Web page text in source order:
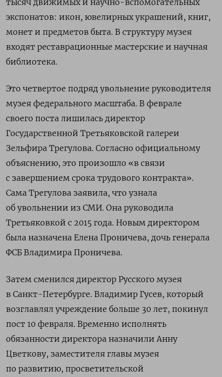
тысяч движимых и научно-вспомогательных
экспонатов: икон, ювелирных украшений, книг,
монет и предметов быта. В структуру музея
входят реставрационные мастерские и научная
библиотека.
Это четвертое подряд увольнение руководителя
музея федерального масштаба. В феврале
своего поста лишилась директор
Государственной Третьяковской галереи
Зельфира Трегулова. Согласно официальному
объяснению, это произошло «в связи
с завершением срока трудового контракта».
Сама Трегулова заявила, что узнала
об увольнении из СМИ. Она руководила
Третьяковкой с 2015 года. Новым директором
была назначена Елена Проничева, дочь генерала
ФСБ Владимира Проничева.
Затем сменился директор Русского музея
в Санкт-Петербурге. Владимир Гусев, который
возглавлял учреждение больше 30 лет, покинул
пост 10 февраля. Временно исполнять
обязанности директора назначили Анну
Цветкову, заместителя главы музея
по развитию, просветительской